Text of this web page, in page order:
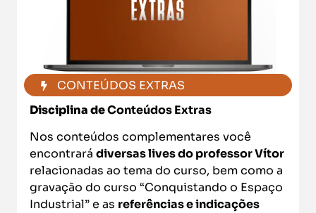
CONTEÚDOS EXTRAS
Disciplina deConteúdos Extras
Nos conteúdos complementares você
encontrará diversas lives do professor Vítor
relacionadas ao tema do curso, bem como a
gravação do curso “Conquistando o Espaço
Industrial” e as referências e indicações